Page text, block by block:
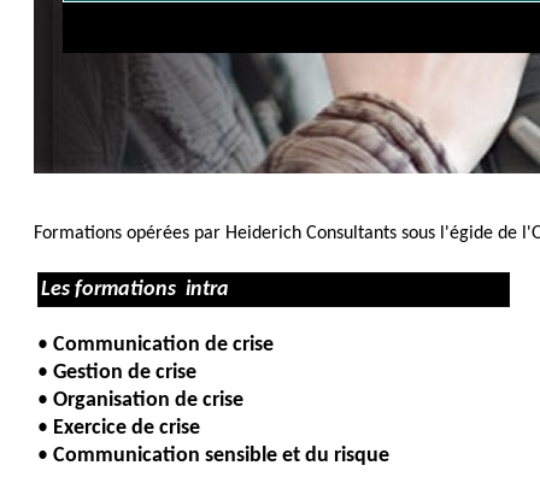
Formations opérées par Heiderich Consultants sous l'égide de
Les formations intra
• Communication de crise
• Gestion de crise
• Organisation de crise
• Exercice de crise
• Communication sensible et du risque